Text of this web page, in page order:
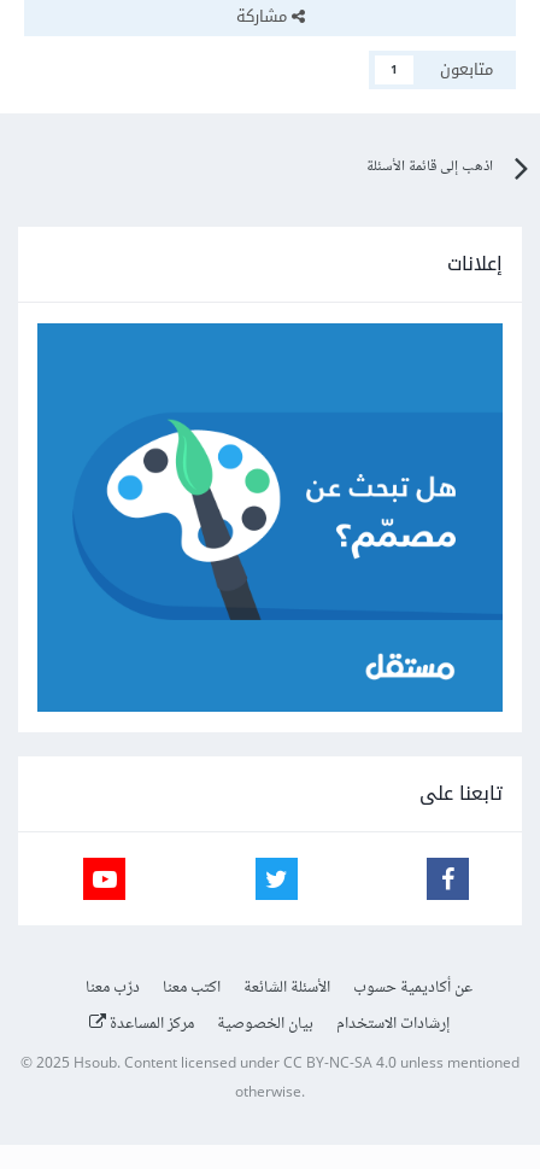
مشاركة
متابعون
1
اذهب إلى قائمة الأسئلة
إعلانات
تابعنا على
عن أكاديمية حسوب الأسئلة الشائعة اكتب معنا
درّب معنا
إرشادات الاستخدام
بيان الخصوصية مركز المساعدة
© 2025Hsoub.Content licensed underCC BY-NC-SA 4.0unless mentioned
otherwise.